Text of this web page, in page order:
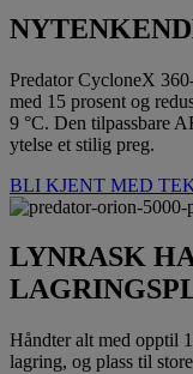
Predator CycloneX
med 15 prosent og
9 °C. Den tilpassbare
ytelse et stilig preg.
BLI KJENT MED
LYNRASK
Håndter alt med opptil
lagring, og plass til